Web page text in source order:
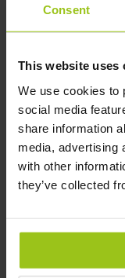
Consent
This website uses
We use cookies to
social media
share information
media, advertising
with other
they’ve collected
op de
Sulforafaan kan
en een
voor
sativum)
Knoflook staat
Allicine, de